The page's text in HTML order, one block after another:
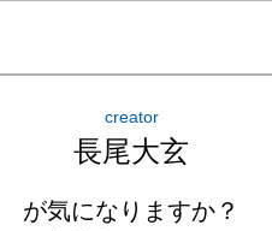
creator
長尾大玄
が気になりますか？